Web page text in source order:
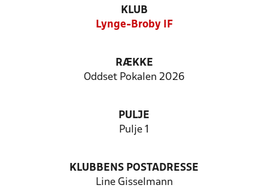
KLUB
Lynge-Broby IF
RÆKKE
Oddset Pokalen 2026
PULJE
Pulje 1
KLUBBENS POSTADRESSE
Line Gisselmann